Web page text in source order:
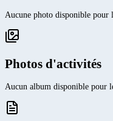
Aucune photo disponible pour
Photos d'activités
Aucun album disponible pour